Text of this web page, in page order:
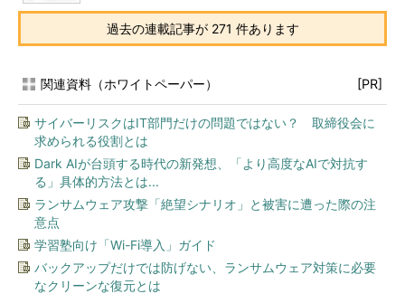
過去の連載記事が 271 件あります
関連資料（ホワイトペーパー） [PR]
サイバーリスクはIT部門だけの問題ではない？ 取締役会に
求められる役割とは
Dark AIが台頭する時代の新発想、「より高度なAIで対抗す
る」具体的方法とは...
ランサムウェア攻撃「絶望シナリオ」と被害に遭った際の注
意点
学習塾向け「Wi-Fi導入」ガイド
バックアップだけでは防げない、ランサムウェア対策に必要
なクリーンな復元とは